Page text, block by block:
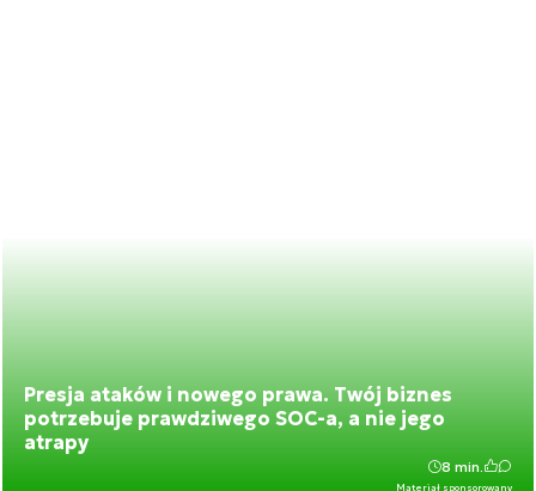
Presja ataków i nowego prawa. Twój biznes
potrzebuje prawdziwego SOC-a, a nie jego
atrapy
Materiał sponsorowany
8 min.